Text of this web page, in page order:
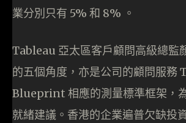
業分別只有 5% 和 8% 。
Tableau 亞太區客戶顧問高級總監
的五個角度，亦是公司的顧問服務
Blueprint 相應的測量標準框架，
就緒建議。香港的企業遍普欠缺投